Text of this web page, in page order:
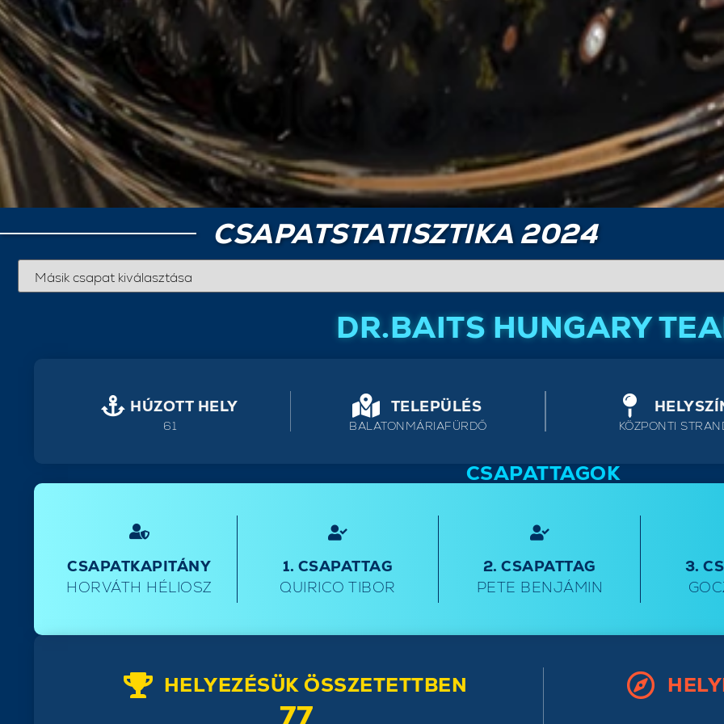
CSAPATSTATISZTIKA 2024
DR.BAITS HUNGARY
HÚZOTT HELY
61
TELEPÜLÉS
BALATONMÁRIAFÜRDŐ KÖZPONTI
CSAPATTAGOK
CSAPATKAPITÁNY
HORVÁTH HÉLIOSZ
1. CSAPATTAG
QUIRICO TIBOR
2. CSAPATTAG
PETE BENJÁMIN
3.
HELYEZÉSÜK ÖSSZETETTBEN
77